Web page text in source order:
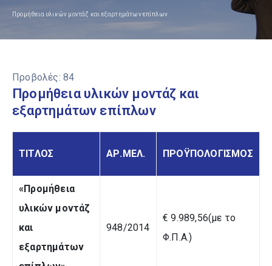
Προμήθεια υλικών μοντάζ και εξαρτημάτων επίπλων
Προβολές: 84
Προμήθεια υλικών μοντάζ και
εξαρτημάτων επίπλων
ΤΙΤΛΟΣ ΑΡ.ΜΕΛ. ΠΡΟΫΠΟΛΟΓΙΣΜΟΣ
«Προμήθεια
υλικών μοντάζ
και
εξαρτημάτων
948/2014
€ 9.989,56(με το
Φ.Π.Α.)